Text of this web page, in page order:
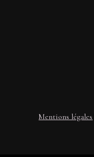
Mentions légales